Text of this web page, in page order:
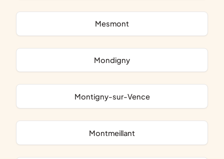
Mesmont
Mondigny
Montigny-sur-Vence
Montmeillant